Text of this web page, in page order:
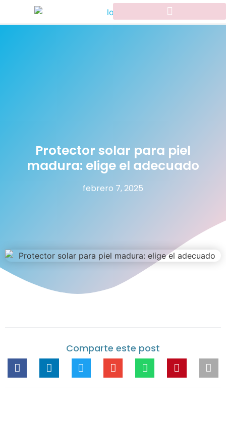
Protector solar para piel
madura: elige el adecuado
febrero 7, 2025
Comparte este post